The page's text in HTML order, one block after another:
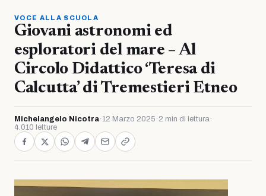
VOCE ALLA SCUOLA
Giovani astronomi ed
esploratori del mare – Al
Circolo Didattico ‘Teresa di
Calcutta’ di Tremestieri Etneo
Michelangelo Nicotra·12 Marzo 2025 · 2 min di lettura·
4.010 letture